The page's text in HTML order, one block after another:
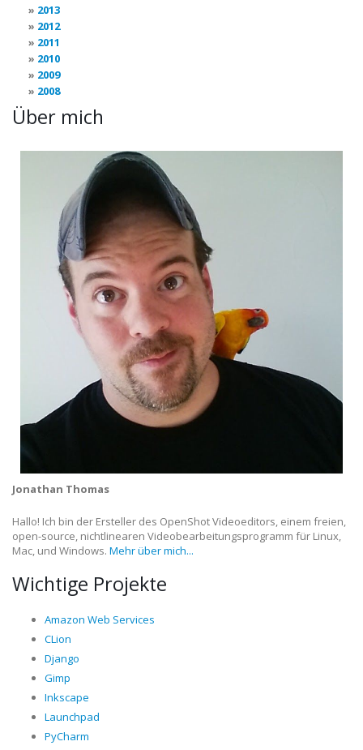
2013
2012
2011
2010
2009
2008
Über mich
Jonathan Thomas
Hallo! Ich bin der Ersteller des OpenShot Videoeditors, einem freien,
open-source, nichtlinearen Videobearbeitungsprogramm für Linux,
Mac, und Windows. Mehr über mich...
Wichtige Projekte
Amazon Web Services
CLion
Django
Gimp
Inkscape
Launchpad
PyCharm